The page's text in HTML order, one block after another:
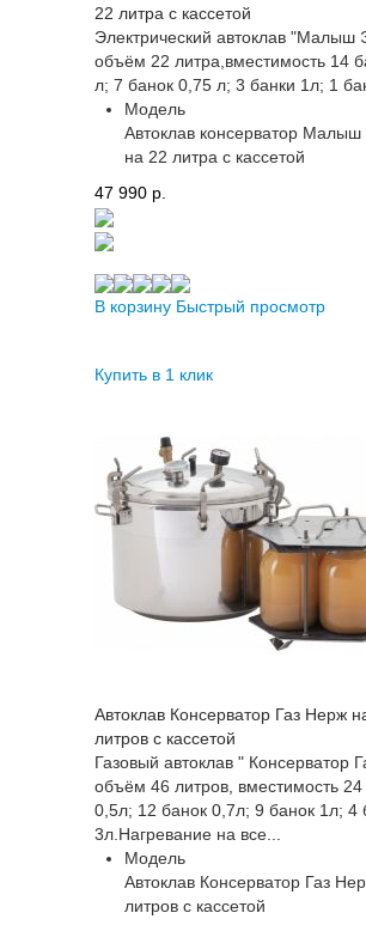
22 литра с кассетой
Электрический автоклав "Малыш
объём 22 литра,вместимость 14
л; 7 банок 0,75 л; 3 банки 1л; 1
Модель
Автоклав консерватор
на 22 литра с кассетой
47 990 p.
В корзину Быстрый просмотр
Купить в 1 клик
Автоклав Консерватор Газ Нерж
литров с кассетой
Газовый автоклав " Консерватор
объём 46 литров, вместимость 24
0,5л; 12 банок 0,7л; 9 банок 1л; 4
3л.Нагревание на все...
Модель
Автоклав Консерватор Газ
литров с кассетой